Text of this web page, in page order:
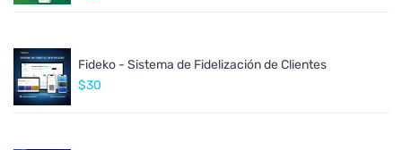
Fideko - Sistema de Fidelización de Clientes
$30